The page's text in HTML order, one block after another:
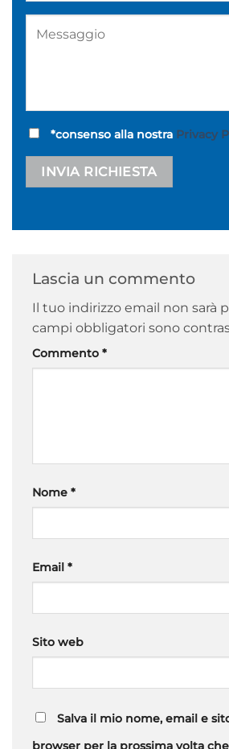
*consenso alla nostra Privacy
Lascia un commento
Il tuo indirizzo email non sarà
campi obbligatori sono
Commento *
Nome *
Email *
Sito web
Salva il mio nome, email e
browser per la prossima volta